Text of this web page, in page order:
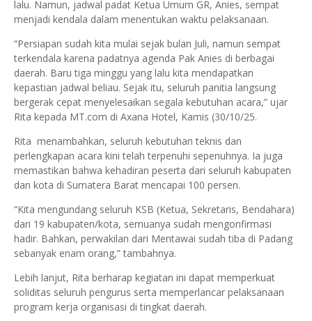
lalu. Namun, jadwal padat Ketua Umum GR, Anies, sempat
menjadi kendala dalam menentukan waktu pelaksanaan.
“Persiapan sudah kita mulai sejak bulan Juli, namun sempat
terkendala karena padatnya agenda Pak Anies di berbagai
daerah. Baru tiga minggu yang lalu kita mendapatkan
kepastian jadwal beliau. Sejak itu, seluruh panitia langsung
bergerak cepat menyelesaikan segala kebutuhan acara,” ujar
Rita kepada MT.com di Axana Hotel, Kamis (30/10/25.
Rita menambahkan, seluruh kebutuhan teknis dan
perlengkapan acara kini telah terpenuhi sepenuhnya. Ia juga
memastikan bahwa kehadiran peserta dari seluruh kabupaten
dan kota di Sumatera Barat mencapai 100 persen.
“Kita mengundang seluruh KSB (Ketua, Sekretaris, Bendahara)
dari 19 kabupaten/kota, semuanya sudah mengonfirmasi
hadir. Bahkan, perwakilan dari Mentawai sudah tiba di Padang
sebanyak enam orang,” tambahnya.
Lebih lanjut, Rita berharap kegiatan ini dapat memperkuat
soliditas seluruh pengurus serta memperlancar pelaksanaan
program kerja organisasi di tingkat daerah.